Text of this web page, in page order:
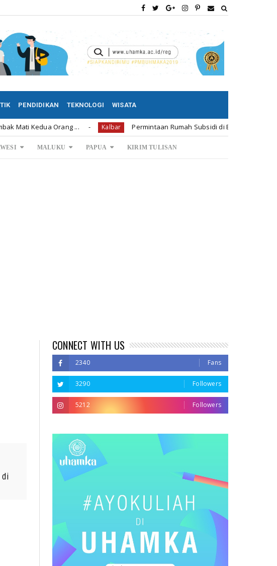
PENDIDIKAN TEKNOLOGI WISATA
Orang ... Kalbar Permintaan Rumah Subsidi di Bengkayang 1.239 Unit
MALUKU PAPUA KIRIM TULISAN
CONNECT WITH US
2340 Fans
3290 Followers
5212 Followers